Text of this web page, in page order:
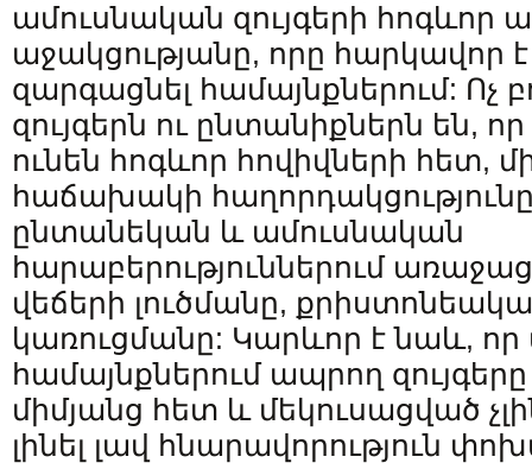
ամուսնական զույգերի հոգևոր
աջակցությանը, որը հարկավոր
զարգացնել համայնքներում: Ոչ
զույգերն ու ընտանիքներն են,
ունեն հոգևոր հովիվների հետ,
հաճախակի հաղորդակցությունը
ընտանեկան և ամուսնական
հարաբերություններում
վեճերի լուծմանը,
կառուցմանը: Կարևոր է նաև,
համայնքներում ապրող
միմյանց հետ և մեկուսացված
լինել լավ հնարավորություն